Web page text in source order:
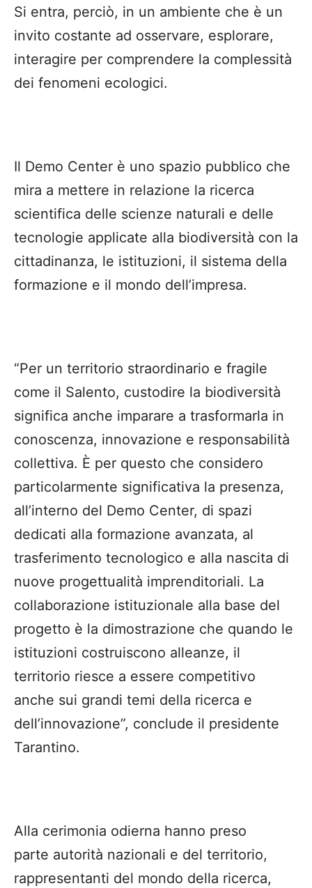
Si entra, perciò, in un ambiente che è un
invito costante ad osservare, esplorare,
interagire per comprendere la complessità
dei fenomeni ecologici.
Il Demo Center è uno spazio pubblico che
mira a mettere in relazione la ricerca
scientifica delle scienze naturali e delle
tecnologie applicate alla biodiversità con la
cittadinanza, le istituzioni, il sistema della
formazione e il mondo dell’impresa.
“Per un territorio straordinario e fragile
come il Salento, custodire la biodiversità
significa anche imparare a trasformarla in
conoscenza, innovazione e responsabilità
collettiva. È per questo che considero
particolarmente significativa la presenza,
all’interno del Demo Center, di spazi
dedicati alla formazione avanzata, al
trasferimento tecnologico e alla nascita di
nuove progettualità imprenditoriali. La
collaborazione istituzionale alla base del
progetto è la dimostrazione che quando le
istituzioni costruiscono alleanze, il
territorio riesce a essere competitivo
anche sui grandi temi della ricerca e
dell’innovazione”, conclude il presidente
Tarantino.
Alla cerimonia odierna hanno preso
parte autorità nazionali e del territorio,
rappresentanti del mondo della ricerca,